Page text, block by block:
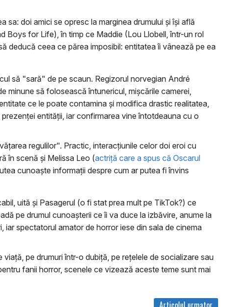
doi amici se opresc la marginea drumului şi îşi află
Boys for Life), în timp ce Maddie (Lou Llobell, într-un rol
deducă ceea ce părea imposibil: entitatea îi vânează pe ea
să "sară" de pe scaun. Regizorul norvegian André
să folosească întunericul, mişcările camerei,
ce le poate contamina şi modifica drastic realitatea,
entităţii, iar confirmarea vine întotdeauna cu o
regulilor". Practic, interacţiunile celor doi eroi cu
în scenă şi Melissa Leo (actriţă care a spus că Oscarul
cunoaşte informaţii despre cum ar putea fi învins
uită şi Pasagerul (o fi stat prea mult pe TikTok?) ce
pe drumul cunoaşterii ce îi va duce la izbăvire, anume la
iar spectatorul amator de horror iese din sala de cinema
pe drumuri într-o dubiţă, pe reţelele de socializare sau
fanii horror, scenele ce vizează aceste teme sunt mai